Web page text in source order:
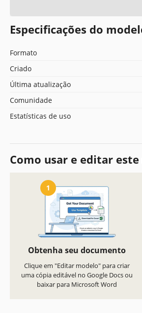
Especificações do
Formato
Criado
Última atualização
Comunidade
Estatísticas de uso
Como usar e editar
1
Obtenha seu documento
Clique em "Editar modelo" para criar
uma cópia editável no Google Docs ou
baixar para Microsoft Word